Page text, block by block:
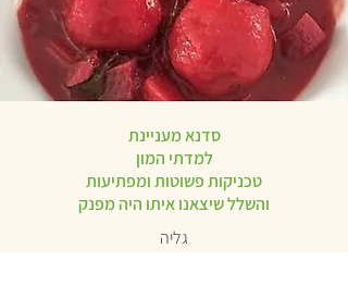
סדנא מעניינת
למדתי המון
טכניקות פשוטות ומפתיעות
והשלל שיצאנו איתו היה מפנק
גליה